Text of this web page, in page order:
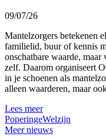
09/07/26
Mantelzorgers betekenen
familielid, buur of kennis
onschatbare waarde,
zelf. Daarom organiseert
in je schoenen als
alleen waarderen, maar
Lees meer
PoperingeWelzijn
Meer nieuws